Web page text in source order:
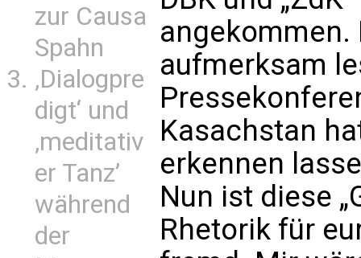
zur Causa
Spahn
‚Dialogpre
digt‘ und
‚meditativ
er Tanz’
während
der
angekommen.
aufmerksam
Kasachstan
erkennen
Nun ist diese
Rhetorik für